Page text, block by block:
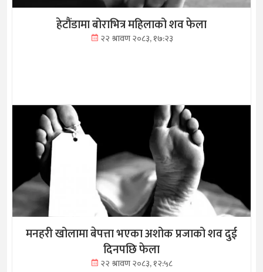
हेटौंडामा बोराभित्र महिलाको शव फेला
२२ श्रावण २०८३, १७:२३
मनहरी खोलामा बेपत्ता भएका अशोक प्रजाको शव दुई
दिनपछि फेला
२२ श्रावण २०८३, १२:५८